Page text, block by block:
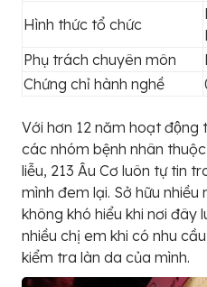
Hình thức tổ chức
Phụ trách chuyên môn
Chứng chỉ hành nghề
Với hơn 12 năm hoạt
các nhóm bệnh nhân
liễu, 213 Âu Cơ luôn tự tin
mình đem lại. Sở hữu nhiều
không khó hiểu khi nơi đây
nhiều chị em khi có nhu
kiểm tra làn da của mình.